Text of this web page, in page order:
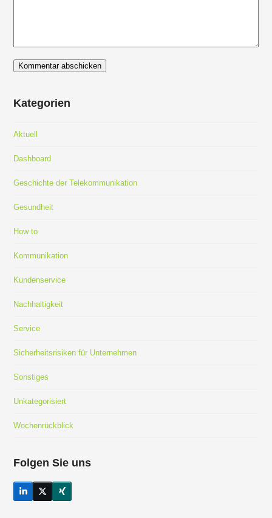
Kategorien
Aktuell
Dashboard
Geschichte der Telekommunikation
Gesundheit
How to
Kommunikation
Kundenservice
Nachhaltigkeit
Service
Sicherheitsrisiken für Unternehmen
Sonstiges
Unkategorisiert
Wochenrückblick
Folgen Sie uns
LinkedInTwitter
(deprecated)
Xing